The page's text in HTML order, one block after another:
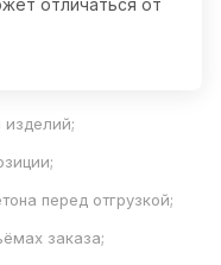
отличаться от
изделий;
перед отгрузкой;
заказа;